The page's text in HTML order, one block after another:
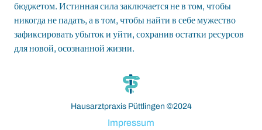
бюджетом. Истинная сила заключается не в том, чтобы
никогда не падать, а в том, чтобы найти в себе мужество
зафиксировать убыток и уйти, сохранив остатки ресурсов
для новой, осознанной жизни.
Hausarztpraxis Püttlingen ©2024
Impressum